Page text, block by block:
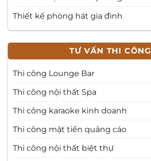
Thiết kế phòng hát gia đình
TƯ VẤN THI CÔNG
Thi công Lounge Bar
Thi công nội thất Spa
Thi công karaoke kinh doanh
Thi công mặt tiền quảng cáo
Thi công nội thất biệt thự